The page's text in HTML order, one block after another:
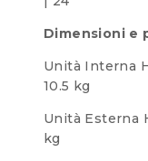
Dimensioni e
Unità Interna
10.5 kg
Unità Esterna
kg